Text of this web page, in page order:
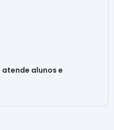
alunos e